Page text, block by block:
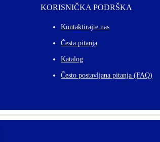
KORISNIČKA PODRŠKA
Kontaktirajte nas
Česta pitanja
Katalog
Često postavljana pitanja (FAQ)